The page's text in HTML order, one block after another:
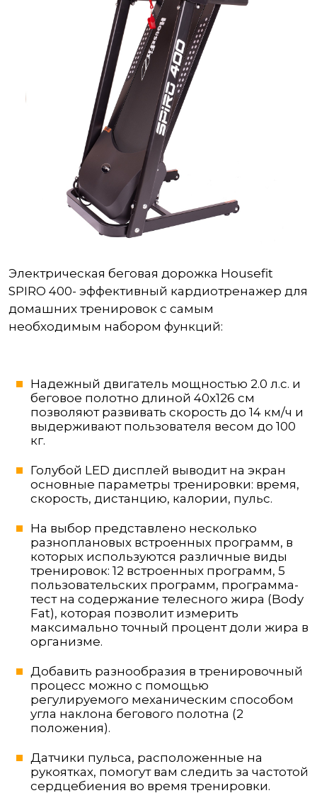
Электрическая беговая дорожка Housefit
SPIRO 400- эффективный кардиотренажер для
домашних тренировок с самым
необходимым набором функций:
Надежный двигатель мощностью 2.0 л.с. и
беговое полотно длиной 40х126 см
позволяют развивать скорость до 14 км/ч и
выдерживают пользователя весом до 100
кг.
Голубой LED дисплей выводит на экран
основные параметры тренировки: время,
скорость, дистанцию, калории, пульс.
На выбор представлено несколько
разноплановых встроенных программ, в
которых используются различные виды
тренировок: 12 встроенных программ, 5
пользовательских программ, программа-
тест на содержание телесного жира (Body
Fat), которая позволит измерить
максимально точный процент доли жира в
организме.
Добавить разнообразия в тренировочный
процесс можно с помощью
регулируемого механическим способом
угла наклона бегового полотна (2
положения).
Датчики пульса, расположенные на
рукоятках, помогут вам следить за частотой
сердцебиения во время тренировки.